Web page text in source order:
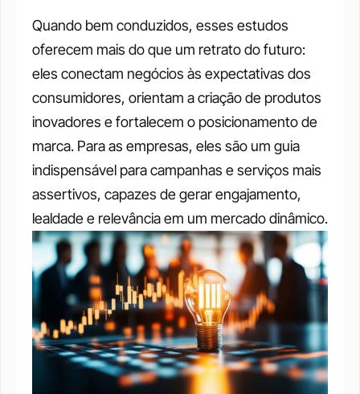
Quando bem conduzidos, esses estudos
oferecem mais do que um retrato do futuro:
eles conectam negócios às expectativas dos
consumidores, orientam a criação de produtos
inovadores e fortalecem o posicionamento de
marca. Para as empresas, eles são um guia
indispensável para campanhas e serviços mais
assertivos, capazes de gerar engajamento,
lealdade e relevância em um mercado dinâmico.